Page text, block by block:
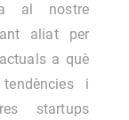
al nostre
aliat per
a què
i
startups